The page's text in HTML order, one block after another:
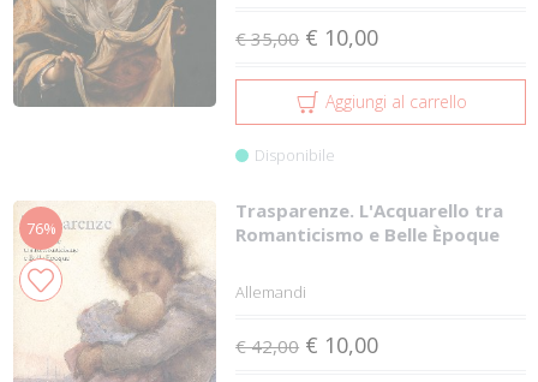
€ 35,00 € 10,00
Aggiungi al carrello
Disponibile
76%
Trasparenze. L'Acquarello tra
Romanticismo e Belle Èpoque
Allemandi
€ 42,00 € 10,00